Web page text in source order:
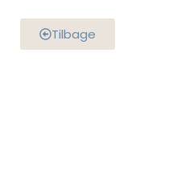
Tilbage